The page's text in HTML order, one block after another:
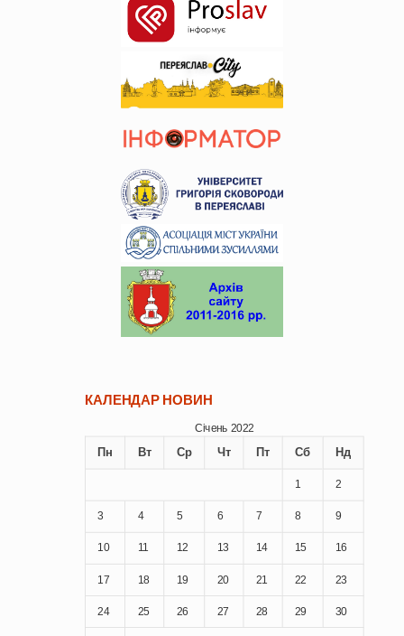
КАЛЕНДАР НОВИН
Січень 2022
Пн Вт Ср Чт Пт Сб Нд
1 2
3 4 5 6 7 8 9
10 11 12 13 14 15 16
17 18 19 20 21 22 23
24 25 26 27 28 29 30